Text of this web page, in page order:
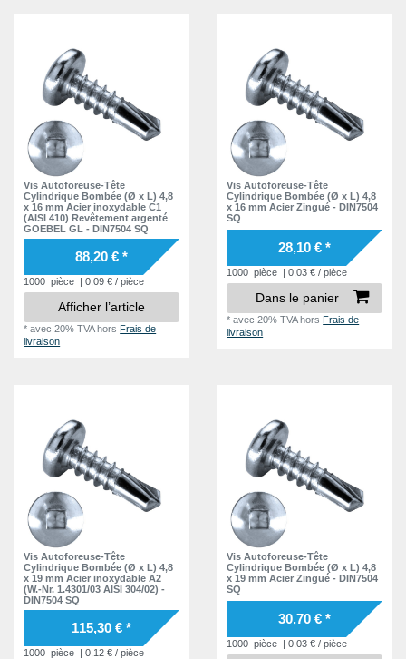
Vis Autoforeuse-Tête
Cylindrique Bombée (Ø x L) 4,8
x 16 mm Acier inoxydable C1
(AISI 410) Revêtement argenté
GOEBEL GL - DIN7504 SQ
88,20 € *
1000 pièce | 0,09 € / pièce
Afficher l’article
*avec 20% TVAhorsFrais de
livraison
Vis Autoforeuse-Tête
Cylindrique Bombée (Ø x L) 4,8
x 16 mm Acier Zingué - DIN7504
SQ
28,10 € *
1000 pièce | 0,03 € / pièce
Dans le panier
*avec 20% TVAhorsFrais de
livraison
Vis Autoforeuse-Tête
Cylindrique Bombée (Ø x L) 4,8
x 19 mm Acier inoxydable A2
(W.-Nr. 1.4301/03 AISI 304/02) -
DIN7504 SQ
115,30 € *
1000 pièce | 0,12 € / pièce
Vis Autoforeuse-Tête
Cylindrique Bombée (Ø x L) 4,8
x 19 mm Acier Zingué - DIN7504
SQ
30,70 € *
1000 pièce | 0,03 € / pièce